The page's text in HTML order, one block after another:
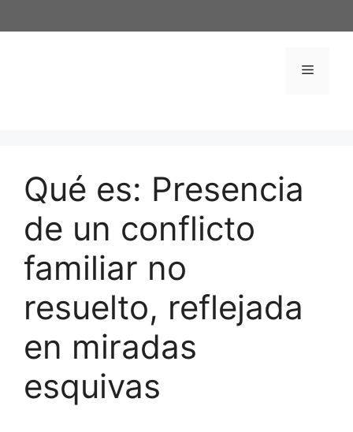
al
Menú
Qué es: Presencia
de un conflicto
familiar no
resuelto, reflejada
en miradas
esquivas